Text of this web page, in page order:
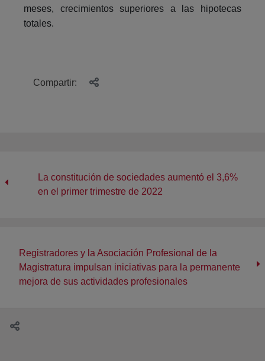
meses, crecimientos superiores a las hipotecas
totales.
Compartir:
La constitución de sociedades aumentó el 3,6%
en el primer trimestre de 2022
Registradores y la Asociación Profesional de la
Magistratura impulsan iniciativas para la permanente
mejora de sus actividades profesionales